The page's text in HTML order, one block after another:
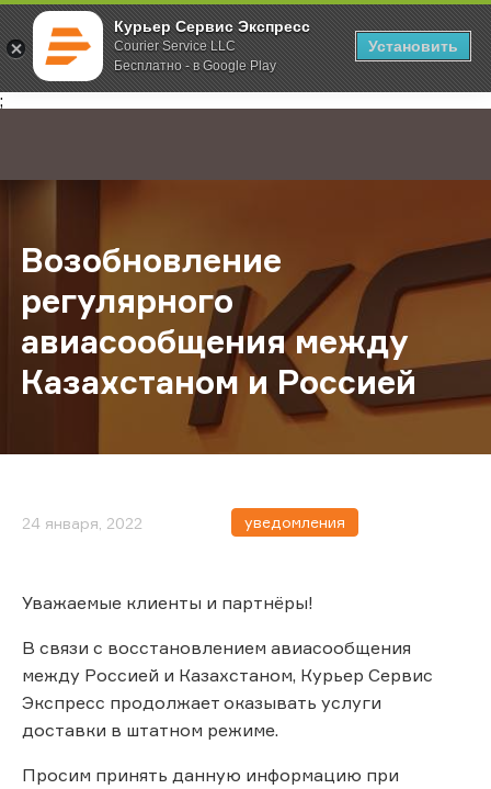
Курьер Сервис Экспресс
Courier Service LLC
Бесплатно - в Google Play
Установить
;
Главная О компании Новости Возобновление регулярного
Возобновление
регулярного
авиасообщения между
Казахстаном и Россией
24 января, 2022 уведомления
Уважаемые клиенты и партнёры!
В связи с восстановлением авиасообщения
между Россией и Казахстаном, Курьер Сервис
Экспресс продолжает оказывать услуги
доставки в штатном режиме.
Просим принять данную информацию при